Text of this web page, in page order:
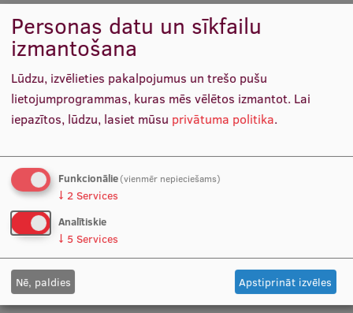
Fakultātes
Mūsu cilvēki
Stratēģija
Vēsture un tradīcijas
Identitāte
RSU fonds
Aula
Muzeji un ekspozīcijas
Personas datu un sīkfailu
izmantošana
Lūdzu, izvēlieties pakalpojumus un trešo pušu
lietojumprogrammas, kuras mēs vēlētos izmantot. Lai
iepazītos, lūdzu, lasiet mūsu privātuma politika.
Funkcionālie(vienmēr nepieciešams)
↓ 2 Services
Analītiskie
↓ 5 Services
Nē, paldies Apstiprināt izvēles